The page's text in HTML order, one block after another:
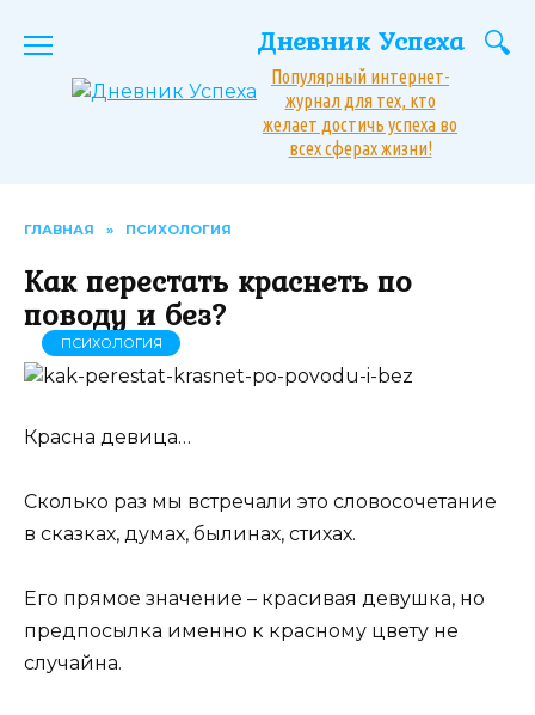
Дневник Успеха
Популярный интернет-
журнал для тех, кто
желает достичь успеха во
всех сферах жизни!
ГЛАВНАЯ » ПСИХОЛОГИЯ
Как перестать краснеть по
поводу и без?
ПСИХОЛОГИЯ
Красна девица…
Сколько раз мы встречали это словосочетание
в сказках, думах, былинах, стихах.
Его прямое значение – красивая девушка, но
предпосылка именно к красному цвету не
случайна.